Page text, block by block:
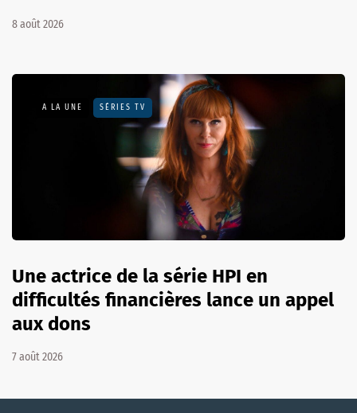
8 août 2026
A LA UNE SÉRIES TV
Une actrice de la série HPI en
difficultés financières lance un appel
aux dons
7 août 2026